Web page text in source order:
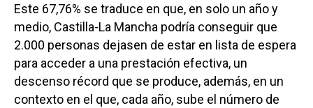
Este 67,76% se traduce en que, en solo un año y
medio, Castilla-La Mancha podría conseguir que
2.000 personas dejasen de estar en lista de espera
para acceder a una prestación efectiva, un
descenso récord que se produce, además, en un
contexto en el que, cada año, sube el número de